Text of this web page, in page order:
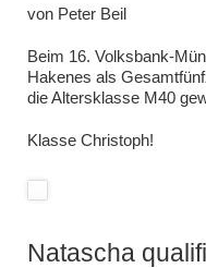
von Peter Beil
Beim 16. Volksbank-
Hakenes als
die Altersklasse M40
Klasse Christoph!
Natascha